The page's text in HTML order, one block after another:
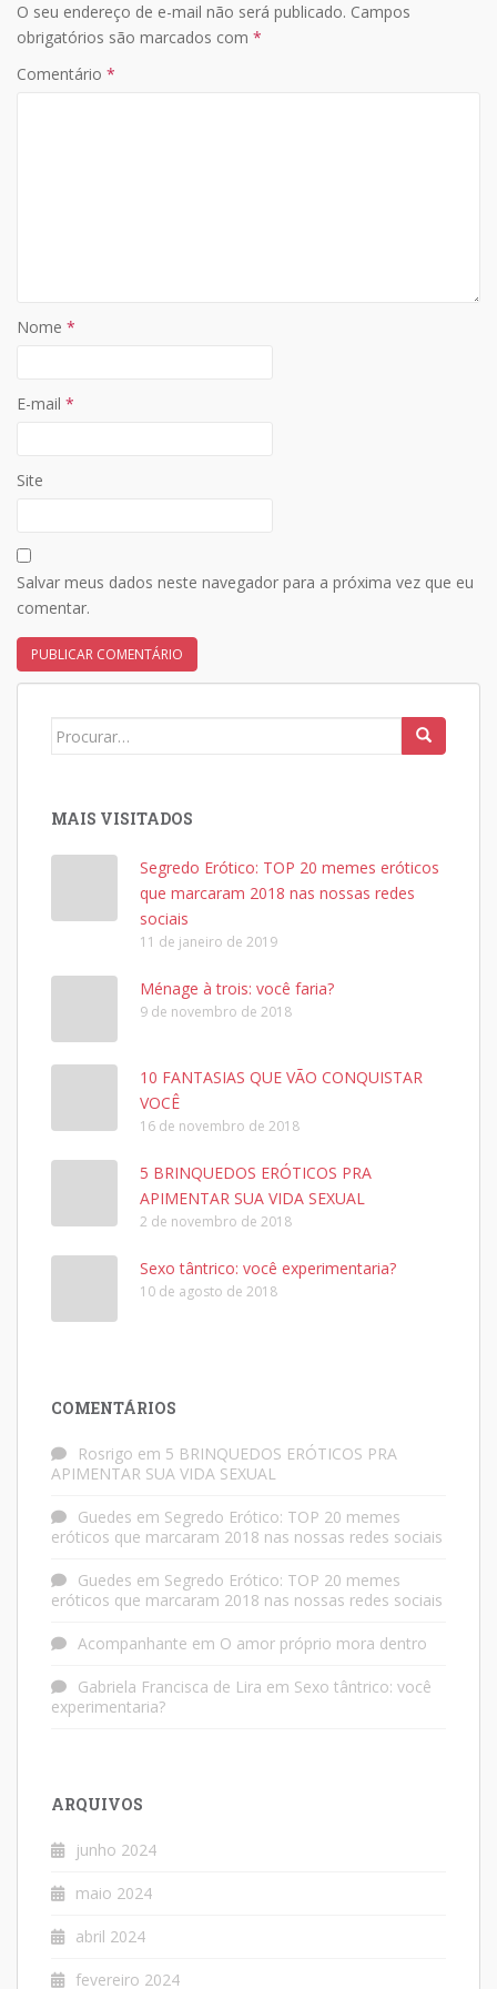
A
p
o Li
O seu endereço de e-mail não será publicado. Campos
obrigatórios são marcados com *
Comentário *
Nome *
E-mail *
Site
Salvar meus dados neste navegador para a próxima vez que eu
comentar.
Search
MAIS VISITADOS
Segredo Erótico: TOP 20 memes eróticos
que marcaram 2018 nas nossas redes
sociais
11 de janeiro de 2019
Ménage à trois: você faria?
9 de novembro de 2018
10 FANTASIAS QUE VÃO CONQUISTAR
VOCÊ
16 de novembro de 2018
5 BRINQUEDOS ERÓTICOS PRA
APIMENTAR SUA VIDA SEXUAL
2 de novembro de 2018
Sexo tântrico: você experimentaria?
10 de agosto de 2018
COMENTÁRIOS
Rosrigo em 5 BRINQUEDOS ERÓTICOS PRA
APIMENTAR SUA VIDA SEXUAL
Guedes em Segredo Erótico: TOP 20 memes
eróticos que marcaram 2018 nas nossas redes sociais
Guedes em Segredo Erótico: TOP 20 memes
eróticos que marcaram 2018 nas nossas redes sociais
Acompanhante em O amor próprio mora dentro
Gabriela Francisca de Lira em Sexo tântrico: você
experimentaria?
ARQUIVOS
junho 2024
maio 2024
abril 2024
fevereiro 2024